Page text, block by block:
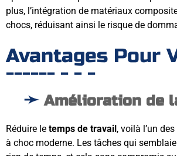
plus, l’intégration de matériaux
chocs, réduisant ainsi le risque de
Avantages Pour
Amélioration de
Réduire le temps de travail, voilà l’un
à choc moderne. Les tâches qui